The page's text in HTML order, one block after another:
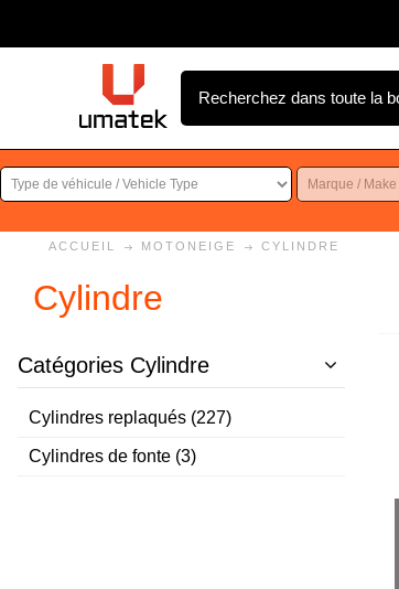
ACCUEIL MOTONEIGE CYLINDRE
Cylindre
Catégories Cylindre
Cylindres replaqués (227)
Cylindres de fonte (3)